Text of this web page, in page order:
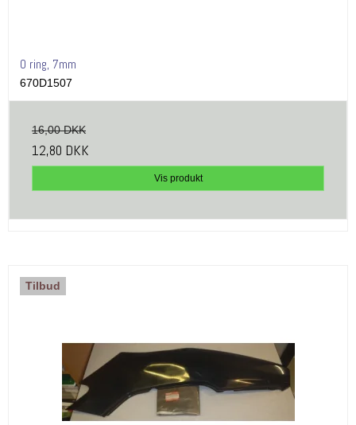
O ring, 7mm
670D1507
16,00 DKK
12,80 DKK
Vis produkt
Tilbud